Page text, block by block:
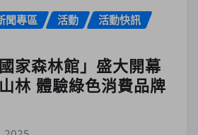
聞專區 活動
活動快訊
家森林館」盛大開幕
林 體驗綠色消費品牌